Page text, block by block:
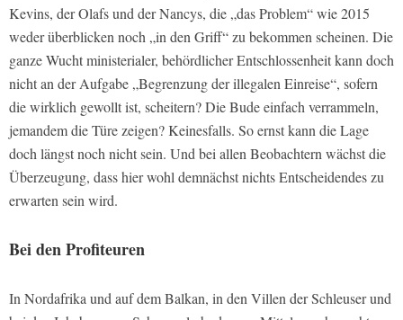
Kevins, der Olafs und der Nancys, die „das Problem“ wie 2015
weder überblicken noch „in den Griff“ zu bekommen scheinen. Die
ganze Wucht ministerialer, behördlicher Entschlossenheit kann doch
nicht an der Aufgabe „Begrenzung der illegalen Einreise“, sofern
die wirklich gewollt ist, scheitern? Die Bude einfach verrammeln,
jemandem die Türe zeigen? Keinesfalls. So ernst kann die Lage
doch längst noch nicht sein. Und bei allen Beobachtern wächst die
Überzeugung, dass hier wohl demnächst nichts Entscheidendes zu
erwarten sein wird.
Bei den Profiteuren
In Nordafrika und auf dem Balkan, in den Villen der Schleuser und